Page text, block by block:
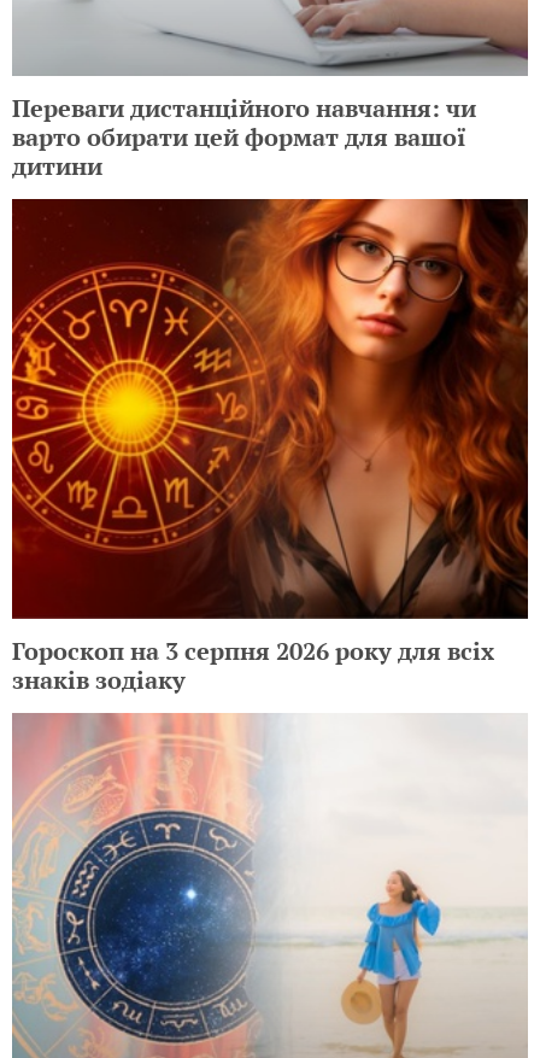
Переваги дистанційного навчання: чи
варто обирати цей формат для вашої
дитини
Гороскоп на 3 серпня 2026 року для всіх
знаків зодіаку